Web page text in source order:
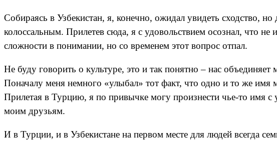
Собираясь в Узбекистан, я, конечно, ожидал увидеть сходство, но
колоссальным. Прилетев сюда, я с удовольствием осознал, что
сложности в понимании, но со временем этот вопрос отпал.
Не буду говорить о культуре, это и так понятно – нас
Поначалу меня немного «улыбал» тот факт, что одно и то же
Прилетая в Турцию, я по привыч­ке могу произнести чье-то имя с
моим друзьям.
И в Турции, и в Узбекистане на первом месте для людей всегда